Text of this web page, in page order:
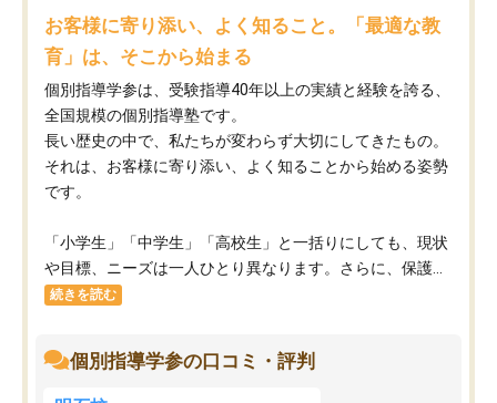
お客様に寄り添い、よく知ること。「最適な教
育」は、そこから始まる
個別指導学参は、受験指導40年以上の実績と経験を誇る、
全国規模の個別指導塾です。
長い歴史の中で、私たちが変わらず大切にしてきたもの。
それは、お客様に寄り添い、よく知ることから始める姿勢
です。
「小学生」「中学生」「高校生」と一括りにしても、現状
や目標、ニーズは一人ひとり異なります。さらに、保護...
続きを読む
個別指導学参の口コミ・評判